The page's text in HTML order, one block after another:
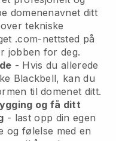
domenenavnet ditt
tekniske
.com-nettsted på
jobben for deg.
- Hvis du allerede
Blackbell, kan du
til domenet ditt.
og få ditt
- last opp din egen
og følelse med en